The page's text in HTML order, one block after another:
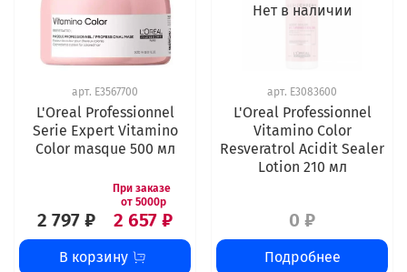
арт. E3567700
L'Oreal Professionnel
Serie Expert Vitamino
Color masque 500 мл
2 797 ₽ 2 657 ₽
В корзину
Нет в наличии
арт. E3083600
L'Oreal Professionnel
Vitamino Color
Resveratrol Acidit Sealer
Lotion 210 мл
0 ₽
Подробнее